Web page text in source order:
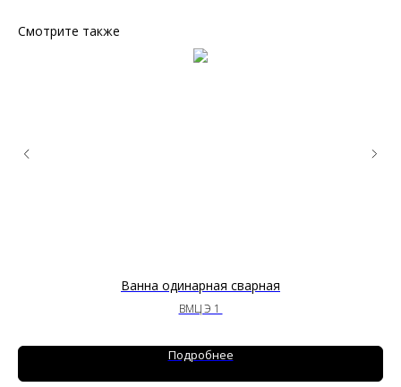
Смотрите также
Ванна одинарная сварная
ВМЦ Э 1
Подробнее